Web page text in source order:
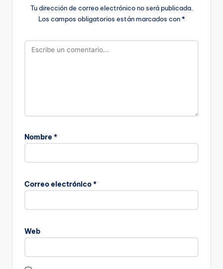
Tu dirección de correo electrónico no será publicada.
Los campos obligatorios están marcados con*
Nombre *
Correo electrónico*
Web